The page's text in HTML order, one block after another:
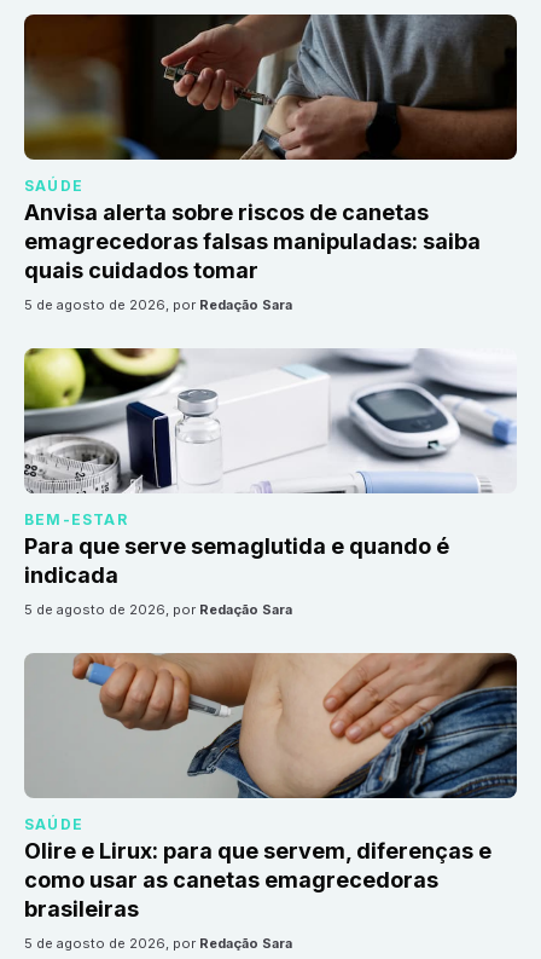
SAÚDE
Anvisa alerta sobre riscos de canetas
emagrecedoras falsas manipuladas: saiba
quais cuidados tomar
5 de agosto de 2026, por Redação Sara
BEM-ESTAR
Para que serve semaglutida e quando é
indicada
5 de agosto de 2026, por Redação Sara
SAÚDE
Olire e Lirux: para que servem, diferenças e
como usar as canetas emagrecedoras
brasileiras
5 de agosto de 2026, por Redação Sara